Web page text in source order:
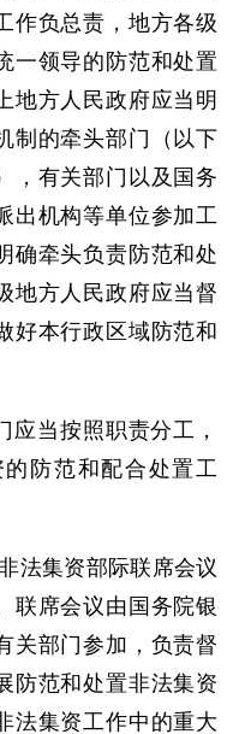
作负总责，地方各级
一领导的防范和处置
地方人民政府应当明
制的牵头部门（以下
，有关部门以及国务
出机构等单位参加工
确牵头负责防范和处
地方人民政府应当督
好本行政区域防范和
应当按照职责分工，
防范和配合处置工
法集资部际联席会议
联席会议由国务院银
关部门参加，负责督
防范和处置非法集资
法集资工作中的重大